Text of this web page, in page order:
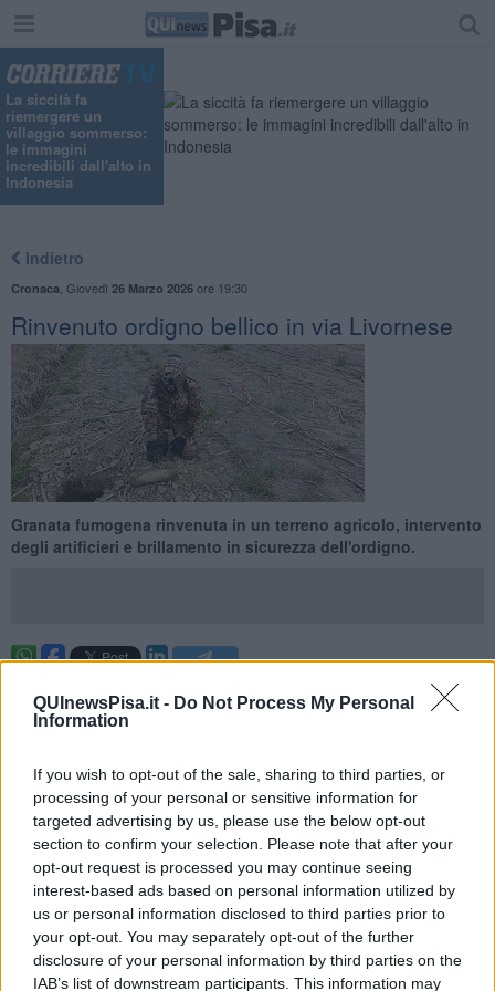
QUInewsPisa.it - Do Not Process My Personal
Information
If you wish to opt-out of the sale, sharing to third parties, or
processing of your personal or sensitive information for
targeted advertising by us, please use the below opt-out
section to confirm your selection. Please note that after your
opt-out request is processed you may continue seeing
interest-based ads based on personal information utilized by
us or personal information disclosed to third parties prior to
your opt-out. You may separately opt-out of the further
disclosure of your personal information by third parties on the
IAB’s list of downstream participants. This information may
La siccità fa
riemergere un
villaggio sommerso:
le immagini
incredibili dall'alto in
Indonesia
Indietro
Cronaca Giovedì 26 Marzo 2026ore 19:30
Rinvenuto ordigno bellico in via Livornese
Granata fumogena rinvenuta in un terreno agricolo, intervento
degli artificieri e brillamento in sicurezza dell'ordigno.
Un ordigno bellico è stato rinvenuto in un terreno
agricoloinvia Livornesee ha richiesto l’intervento degli artificieri
dell’Esercito. A segnalare la presenza della munizione è stato un
imbattuto nel manufatto.
Sul posto sono intervenuti gli artificieri del2° Reggimento Genio
Pontieri di Piacenza, insieme al personale della stazione dei
Carabinieri diSan Piero a Grado. Dopo le verifiche, è stato
accertato che si trattava di una granata d’artiglieria fumogena da
105 millimetri.